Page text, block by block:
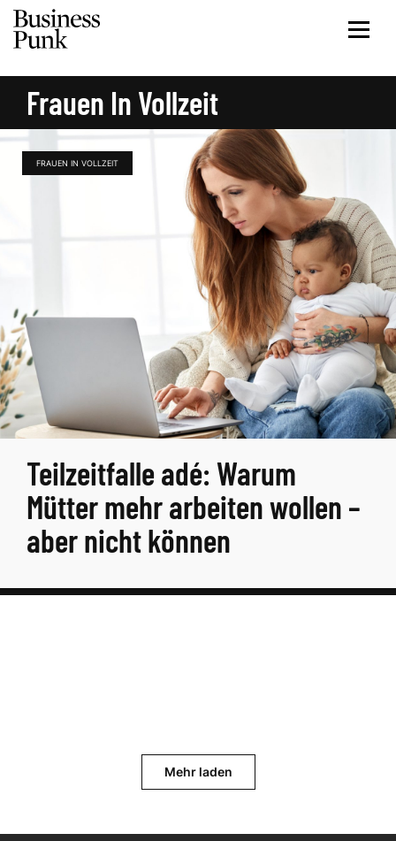
Frauen In Vollzeit
FRAUEN IN VOLLZEIT
Teilzeitfalle adé: Warum
Mütter mehr arbeiten wollen –
aber nicht können
Mehr laden